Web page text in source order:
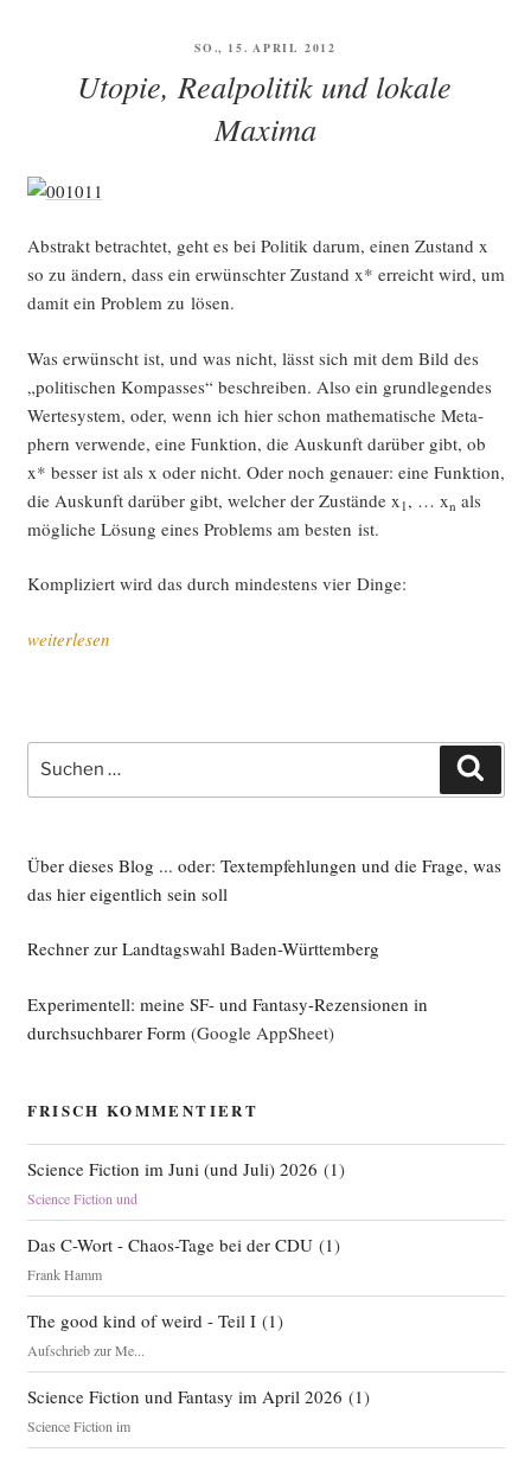
VERÖFFENTLICHT
SO., 15. APRIL 2012
Utopie, Realpolitik und lokale
Maxima
Abs­trakt betrach­tet, geht es bei Poli­tik dar­um, einen Zustand x
so zu ändern, dass ein erwünsch­ter Zustand x* erreicht wird, um
damit ein Pro­blem zu lösen.
Was erwünscht ist, und was nicht, lässt sich mit dem Bild des
„poli­ti­schen Kom­pas­ses“ beschrei­ben. Also ein grund­le­gen­des
Wer­te­sys­tem, oder, wenn ich hier schon mathe­ma­ti­sche Meta­
phern ver­wen­de, eine Funk­ti­on, die Aus­kunft dar­über gibt, ob
x* bes­ser ist als x oder nicht. Oder noch genau­er: eine Funk­ti­on,
die Aus­kunft dar­über gibt, wel­cher der Zustän­de x1 , … xn als
mög­li­che Lösung eines Pro­blems am bes­ten ist.
Kom­pli­ziert wird das durch min­des­tens vier Dinge:
„Uto­
li­
tik
le
Maxi­
weiterlesen
Suche
nach:
Über dieses Blog ... oder: Textempfehlungen und die Frage, was
das hier eigentlich sein soll
Rechner zur Landtagswahl Baden-Württemberg
Experimentell: meine SF- und Fantasy-Rezensionen in
durchsuchbarer Form (Google AppSheet)
FRISCH KOMMENTIERT
Science Fiction im Juni (und Juli) 2026 (1)
Science Fiction und
Das C-Wort - Chaos-Tage bei der CDU(1)
Frank Hamm
The good kind of weird - Teil I(1)
Aufschrieb zur Me...
Science Fiction und Fantasy im April 2026 (1)
Science Fiction im